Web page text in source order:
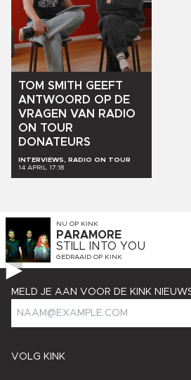
TOM SMITH GEEFT
ANTWOORD OP DE
VRAGEN VAN
RADIO
ON TOUR
DONATEURS
INTERVIEWS, RADIO ON TOUR
14 APRIL 17:18
NU OP KINK
PARAMORE
STILL INTO YOU
GEDRAAID OP KINK
VOLG KINK
MELD JE AAN VOOR DE KINK